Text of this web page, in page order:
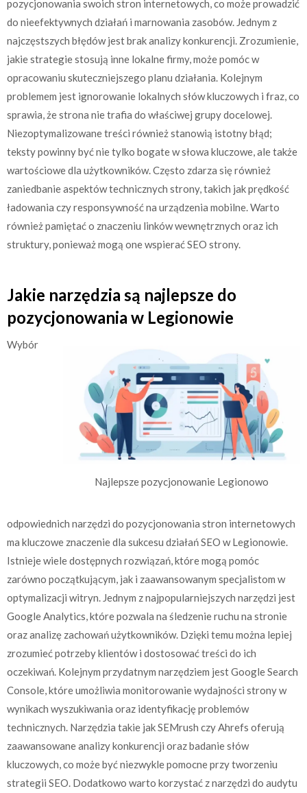
pozycjonowania swoich stron internetowych, co może prowadzić
do nieefektywnych działań i marnowania zasobów. Jednym z
najczęstszych błędów jest brak analizy konkurencji. Zrozumienie,
jakie strategie stosują inne lokalne firmy, może pomóc w
opracowaniu skuteczniejszego planu działania. Kolejnym
problemem jest ignorowanie lokalnych słów kluczowych i fraz, co
sprawia, że strona nie trafia do właściwej grupy docelowej.
Niezoptymalizowane treści również stanowią istotny błąd;
teksty powinny być nie tylko bogate w słowa kluczowe, ale także
wartościowe dla użytkowników. Często zdarza się również
zaniedbanie aspektów technicznych strony, takich jak prędkość
ładowania czy responsywność na urządzenia mobilne. Warto
również pamiętać o znaczeniu linków wewnętrznych oraz ich
struktury, ponieważ mogą one wspierać SEO strony.
Jakie narzędzia są najlepsze do
pozycjonowania w Legionowie
Najlepsze pozycjonowanie Legionowo
Wybór
odpowiednich narzędzi do pozycjonowania stron internetowych
ma kluczowe znaczenie dla sukcesu działań SEO w Legionowie.
Istnieje wiele dostępnych rozwiązań, które mogą pomóc
zarówno początkującym, jak i zaawansowanym specjalistom w
optymalizacji witryn. Jednym z najpopularniejszych narzędzi jest
Google Analytics, które pozwala na śledzenie ruchu na stronie
oraz analizę zachowań użytkowników. Dzięki temu można lepiej
zrozumieć potrzeby klientów i dostosować treści do ich
oczekiwań. Kolejnym przydatnym narzędziem jest Google Search
Console, które umożliwia monitorowanie wydajności strony w
wynikach wyszukiwania oraz identyfikację problemów
technicznych. Narzędzia takie jak SEMrush czy Ahrefs oferują
zaawansowane analizy konkurencji oraz badanie słów
kluczowych, co może być niezwykle pomocne przy tworzeniu
strategii SEO. Dodatkowo warto korzystać z narzędzi do audytu